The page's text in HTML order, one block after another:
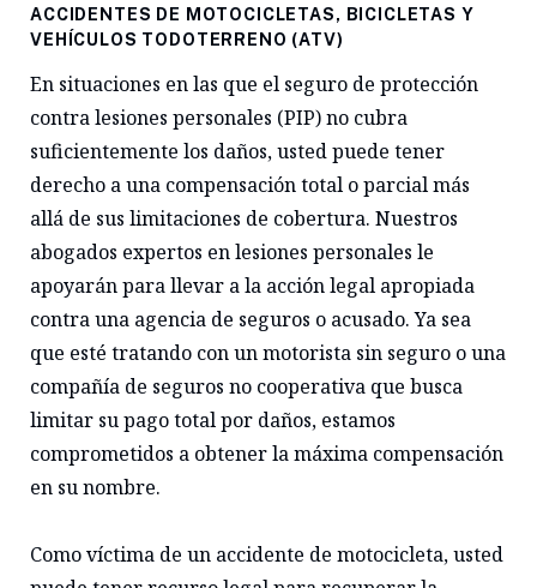
ACCIDENTES DE MOTOCICLETAS, BICICLETAS Y
VEHÍCULOS TODOTERRENO (ATV)
En situaciones en las que el seguro de protección
contra lesiones personales (PIP) no cubra
suficientemente los daños, usted puede tener
derecho a una compensación total o parcial más
allá de sus limitaciones de cobertura. Nuestros
abogados expertos en lesiones personales le
apoyarán para llevar a la acción legal apropiada
contra una agencia de seguros o acusado. Ya sea
que esté tratando con un motorista sin seguro o una
compañía de seguros no cooperativa que busca
limitar su pago total por daños, estamos
comprometidos a obtener la máxima compensación
en su nombre.
Como víctima de un accidente de motocicleta, usted